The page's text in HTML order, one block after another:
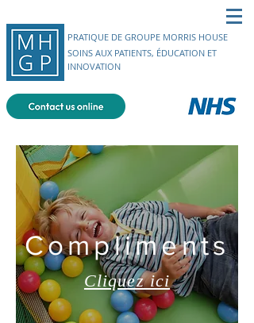
PRATIQUE DE GROUPE MORRIS HOUSE
SOINS AUX PATIENTS, ÉDUCATION ET
INNOVATION
Compliments
Cliquez ici